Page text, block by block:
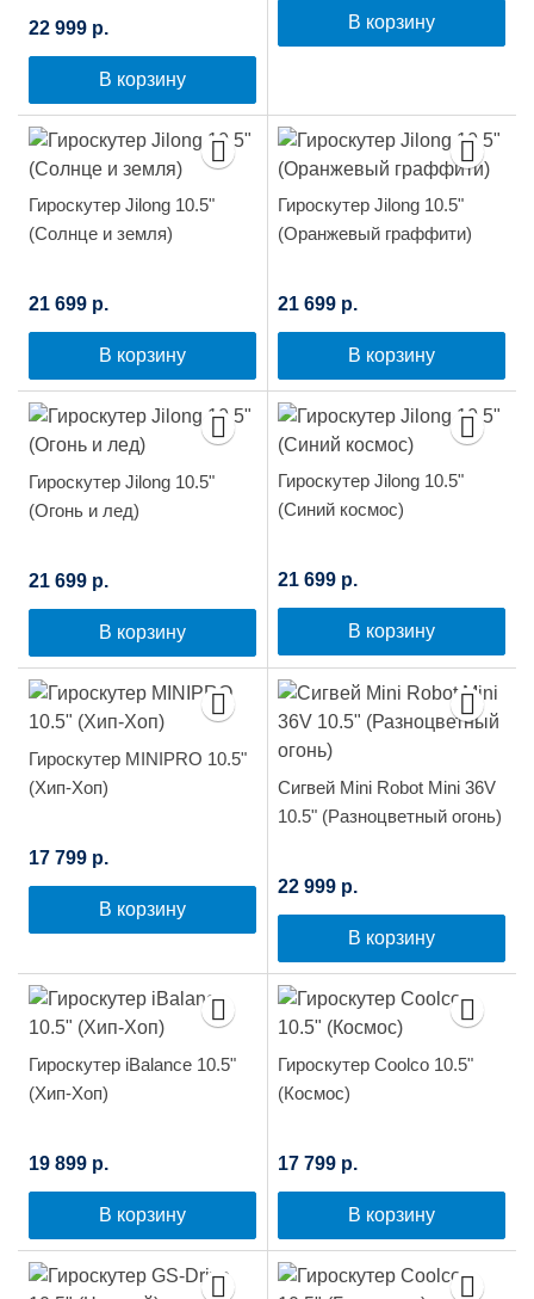
22 999 р.
В корзину
В корзину
Гироскутер Jilong 10.5"
(Солнце и земля)
21 699 р.
В корзину
Гироскутер Jilong 10.5"
(Оранжевый граффити)
21 699 р.
В корзину
Гироскутер Jilong 10.5"
(Огонь и лед)
21 699 р.
В корзину
Гироскутер Jilong 10.5"
(Синий космос)
21 699 р.
В корзину
Гироскутер MINIPRO 10.5"
(Хип-Хоп)
17 799 р.
В корзину
Сигвей Mini Robot Mini 36V
10.5" (Разноцветный огонь)
22 999 р.
В корзину
Гироскутер iBalance 10.5"
(Хип-Хоп)
19 899 р.
В корзину
Гироскутер Coolco 10.5"
(Космос)
17 799 р.
В корзину